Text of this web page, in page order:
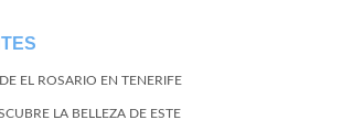
EL ROSARIO EN TENERIFE
LA BELLEZA DE ESTE